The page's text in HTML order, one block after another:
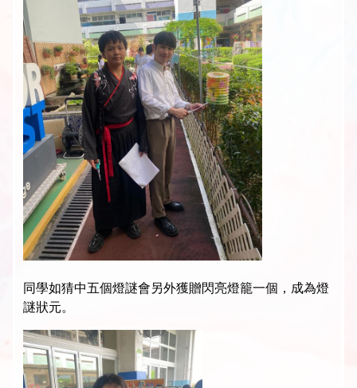
同學如猜中五個燈謎會另外獲贈閃亮燈籠一個，成為燈
謎狀元。